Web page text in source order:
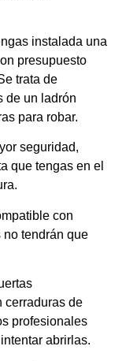
instalada una
presupuesto
trata de
de un ladrón
para robar.
seguridad,
que tengas en el
con
tendrán que
cerraduras de
profesionales
abrirlas.